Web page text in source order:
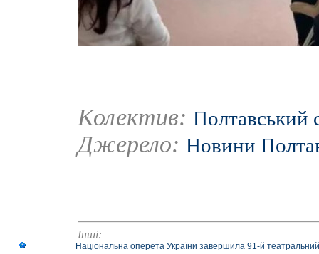
Колектив: Полтавський
Джерело: Новини
Інші:
Національна оперета України завершила 91-й